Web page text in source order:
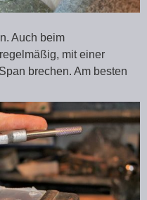
Auch beim
mit einer
brechen. Am besten